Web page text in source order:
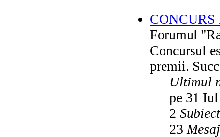
Forumul
Concursul
premii.
Ultimul
pe 31
2
23